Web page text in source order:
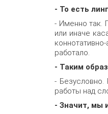
- То есть
- Именно так.
или иначе
работало.
- Таким
- Безусловно.
работы над
- Значит, мы